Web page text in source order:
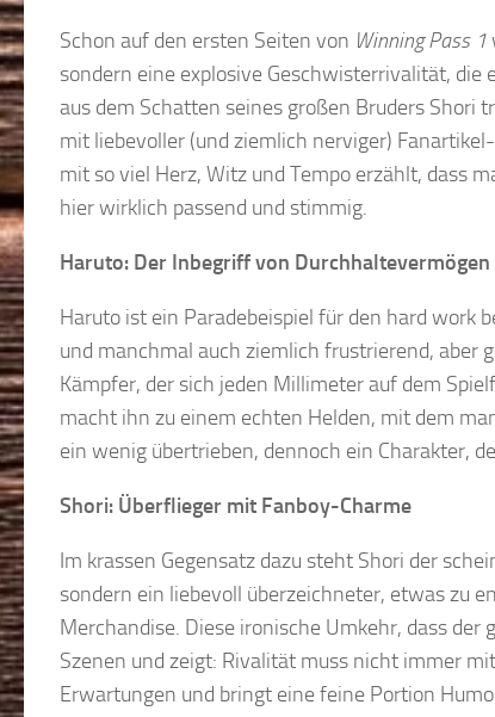
Schon auf den ersten Seiten von Winning Pass 1
sondern eine explosive Geschwisterrivalität,
aus dem Schatten seines großen Bruders Shori
mit liebevoller (und ziemlich nerviger)
mit so viel Herz, Witz und Tempo erzählt, dass
hier wirklich passend und stimmig.
Haruto: Der Inbegriff von Durchhaltevermögen
Haruto ist ein Paradebeispiel für den hard work
und manchmal auch ziemlich frustrierend, aber
Kämpfer, der sich jeden Millimeter auf dem
macht ihn zu einem echten Helden, mit dem
ein wenig übertrieben, dennoch ein Charakter,
Shori: Überflieger mit Fanboy-Charme
Im krassen Gegensatz dazu steht Shori der
sondern ein liebevoll überzeichneter, etwas zu
Merchandise. Diese ironische Umkehr, dass
Szenen und zeigt: Rivalität muss nicht immer
Erwartungen und bringt eine feine Portion